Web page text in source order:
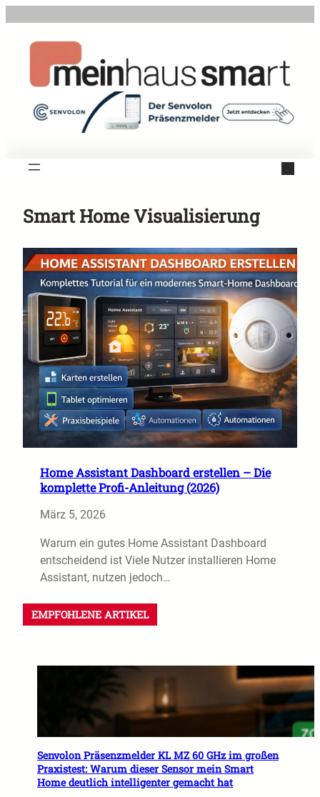
springen
Smart Home Visualisierung
Home Assistant Dashboard erstellen – Die
komplette Profi-Anleitung (2026)
März 5, 2026
Warum ein gutes Home Assistant Dashboard
entscheidend ist Viele Nutzer installieren Home
Assistant, nutzen jedoch…
EMPFOHLENE ARTIKEL
Senvolon Präsenzmelder KL MZ 60 GHz im großen
Praxistest: Warum dieser Sensor mein Smart
Home deutlich intelligenter gemacht hat